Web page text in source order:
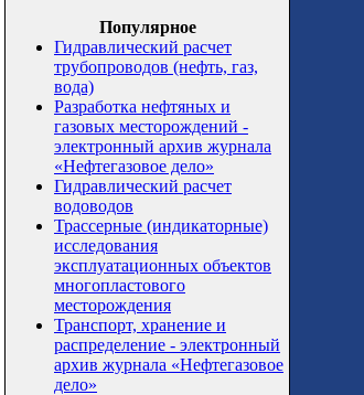
Популярное
Гидравлический расчет
трубопроводов (нефть, газ,
вода)
Разработка нефтяных и
газовых месторождений -
электронный архив журнала
«Нефтегазовое дело»
Гидравлический расчет
водоводов
Трассерные (индикаторные)
исследования
эксплуатационных объектов
многопластового
месторождения
Транспорт, хранение и
распределение - электронный
архив журнала «Нефтегазовое
дело»